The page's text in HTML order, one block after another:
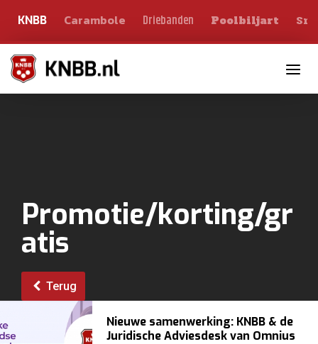
KNBB Carambole Driebanden Poolbiljart
Promotie/korting/gr
atis
Terug
Nieuwe samenwerking: KNBB & de
Juridische Adviesdesk van Omnius